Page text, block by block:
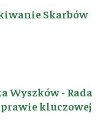
Skarbów
Wyszków - Rada
kluczowej
lokalne